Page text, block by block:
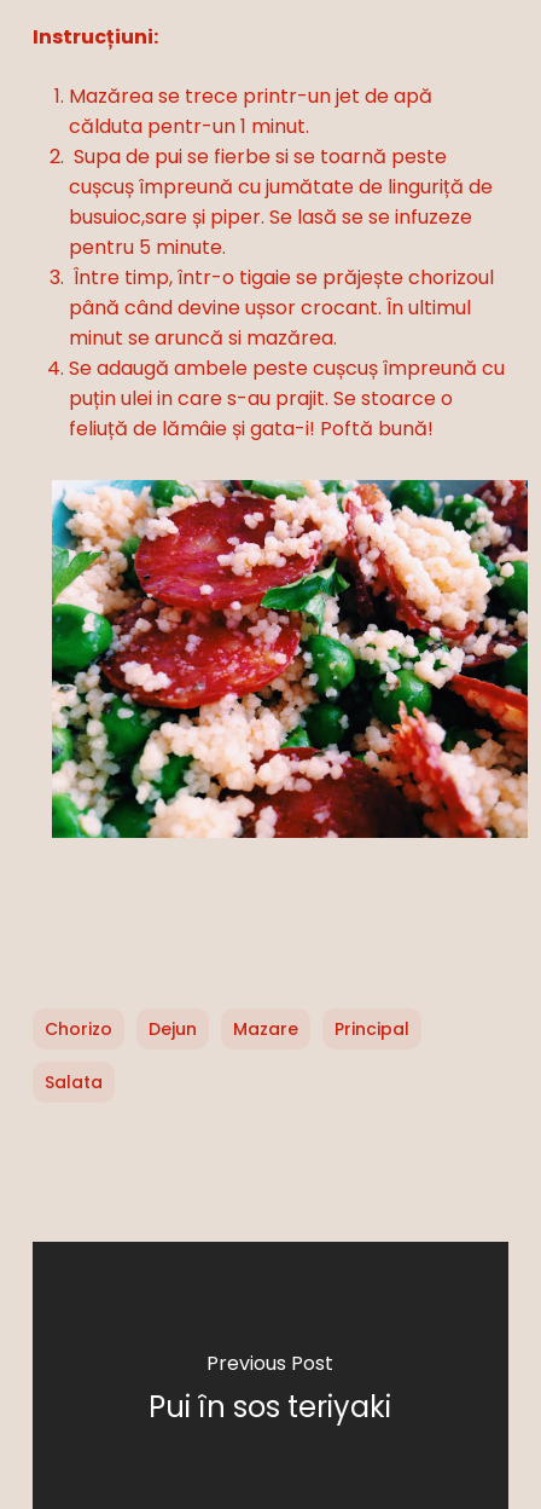
Nu ai niciun produs în coș.
Go To Shop
Instrucțiuni:
Mazărea se trece printr-un jet de apă
călduta pentr-un 1 minut.
Supa de pui se fierbe si se toarnă peste
cușcuș împreună cu jumătate de linguriță de
busuioc,sare și piper. Se lasă se se infuzeze
pentru 5 minute.
Între timp, într-o tigaie se prăjește chorizoul
până când devine ușsor crocant. În ultimul
minut se aruncă si mazărea.
Se adaugă ambele peste cușcuș împreună cu
puțin ulei in care s-au prajit. Se stoarce o
feliuță de lămâie și gata-i! Poftă bună!
Chorizo Dejun Mazare Principal
Salata
Previous Post
Pui în sos teriyaki